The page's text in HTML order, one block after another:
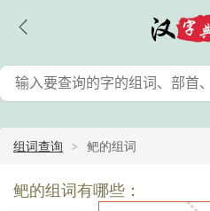
组词查询 鲃的组词
鲃的组词有哪些：